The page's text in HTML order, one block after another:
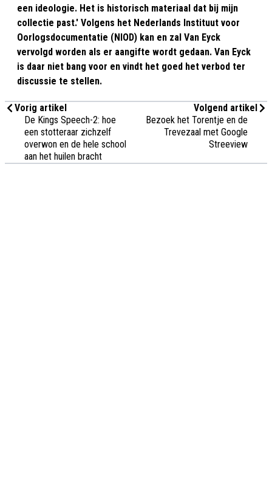
een ideologie. Het is historisch materiaal dat bij mijn
collectie past.' Volgens het Nederlands Instituut voor
Oorlogsdocumentatie (NIOD) kan en zal Van Eyck
vervolgd worden als er aangifte wordt gedaan. Van Eyck
is daar niet bang voor en vindt het goed het verbod ter
discussie te stellen.
Vorig artikel
De Kings Speech-2: hoe
een stotteraar zichzelf
overwon en de hele school
aan het huilen bracht
Volgend artikel
Bezoek het Torentje en de
Trevezaal met Google
Streeview